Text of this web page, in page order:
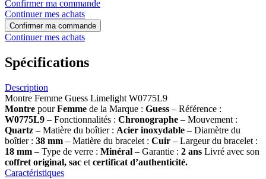
Confirmer ma commande
Continuer mes achats
Confirmer ma commande
Continuer mes achats
Spécifications
Description
Montre Femme Guess Limelight W0775L9
Montre pourFemme de la Marque : Guess – Référence :
W0775L9 – Fonctionnalités : Chronographe – Mouvement :
Quartz – Matière du boîtier : Acier inoxydable – Diamètre du
boîtier : 38 mm – Matière du bracelet : Cuir – Largeur du bracelet :
18 mm – Type de verre : Minéral – Garantie : 2 ans Livré avec son
coffret original, sac et certificat d’authenticité.
Caractéristiques